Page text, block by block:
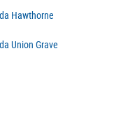
Hawthorne
Union Grave